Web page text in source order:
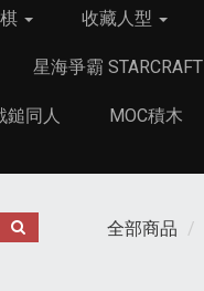
收藏人型
星海爭霸 STARCRAFT
鎚同人 MOC積木
全部商品